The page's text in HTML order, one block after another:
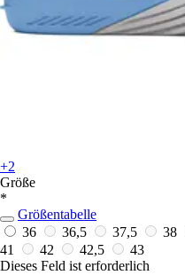
+2
Größe
*
Größentabelle
36
36,5 37,5 38
41
42 42,5
43
Dieses Feld ist erforderlich